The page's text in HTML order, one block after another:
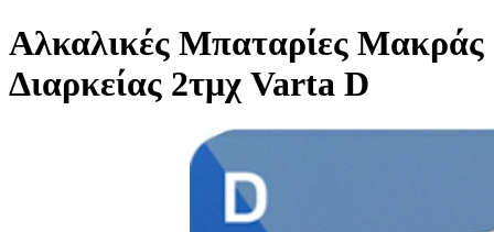
Αλκαλικές Μπαταρίες Μακράς
Διαρκείας 2τμχ Varta D